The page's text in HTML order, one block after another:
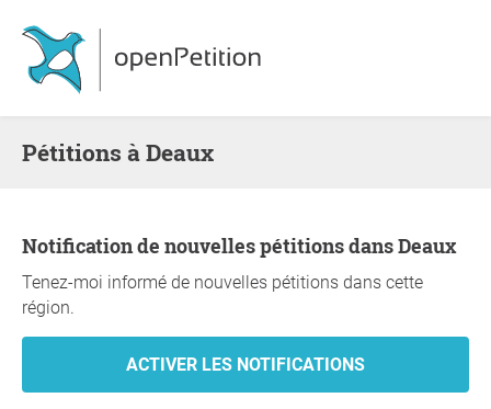
Pétitions à Deaux
Notification de nouvelles pétitions dans Deaux
Tenez-moi informé de nouvelles pétitions dans cette
région.